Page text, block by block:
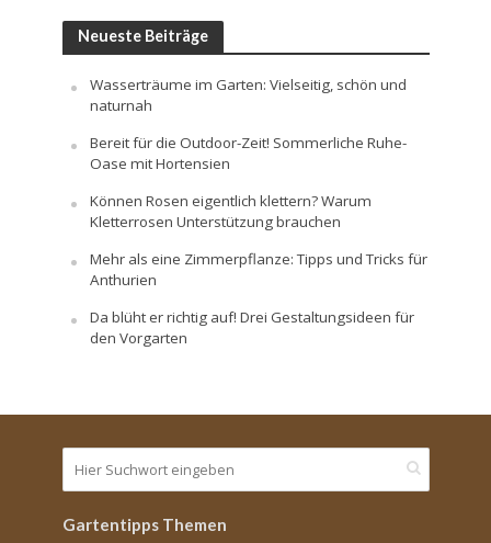
Neueste Beiträge
Wasserträume im Garten: Vielseitig, schön und
naturnah
Bereit für die Outdoor-Zeit! Sommerliche Ruhe-
Oase mit Hortensien
Können Rosen eigentlich klettern? Warum
Kletterrosen Unterstützung brauchen
Mehr als eine Zimmerpflanze: Tipps und Tricks für
Anthurien
Da blüht er richtig auf! Drei Gestaltungsideen für
den Vorgarten
Gartentipps Themen